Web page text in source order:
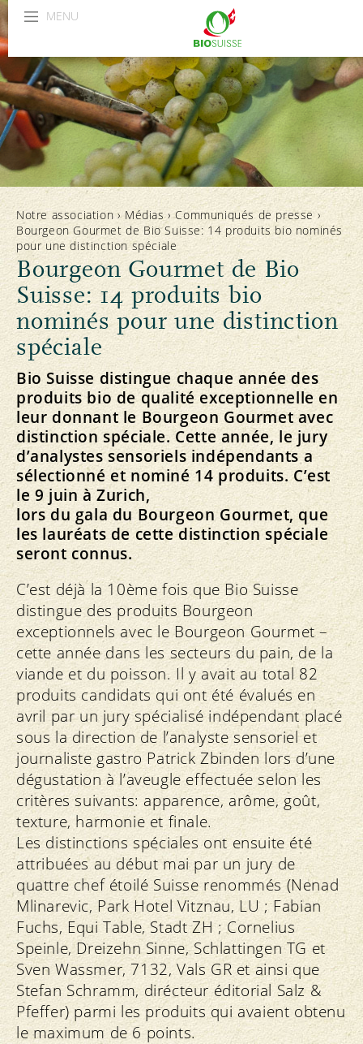
MENU
Notre association › Médias›Communiqués de presse ›
Bourgeon Gourmet de Bio Suisse: 14 produits bio nominés
pour une distinction spéciale
Bourgeon Gourmet de Bio
Suisse: 14 produits bio
nominés pour une distinction
spéciale
Bio Suisse distingue chaque année des
produits bio de qualité exceptionnelle en
leur donnant le Bourgeon Gourmet avec
distinction spéciale. Cette année, le jury
d’analystes sensoriels indépendants a
sélectionné et nominé 14 produits. C’est
le 9 juin à Zurich,
lors du gala du Bourgeon Gourmet, que
les lauréats de cette distinction spéciale
seront connus.
C’est déjà la 10ème fois que Bio Suisse
distingue des produits Bourgeon
exceptionnels avec le Bourgeon Gourmet –
cette année dans les secteurs du pain, de la
viande et du poisson. Il y avait au total 82
produits candidats qui ont été évalués en
avril par un jury spécialisé indépendant placé
sous la direction de l’analyste sensoriel et
journaliste gastro Patrick Zbinden lors d’une
dégustation à l’aveugle effectuée selon les
critères suivants: apparence, arôme, goût,
texture, harmonie et finale.
Les distinctions spéciales ont ensuite été
attribuées au début mai par un jury de
quattre chef étoilé Suisse renommés (Nenad
Mlinarevic, Park Hotel Vitznau, LU ; Fabian
Fuchs, Equi Table, Stadt ZH ; Cornelius
Speinle, Dreizehn Sinne, Schlattingen TG et
Sven Wassmer, 7132, Vals GR et ainsi que
Stefan Schramm, dirécteur éditorial Salz &
Pfeffer) parmi les produits qui avaient obtenu
le maximum de 6 points.